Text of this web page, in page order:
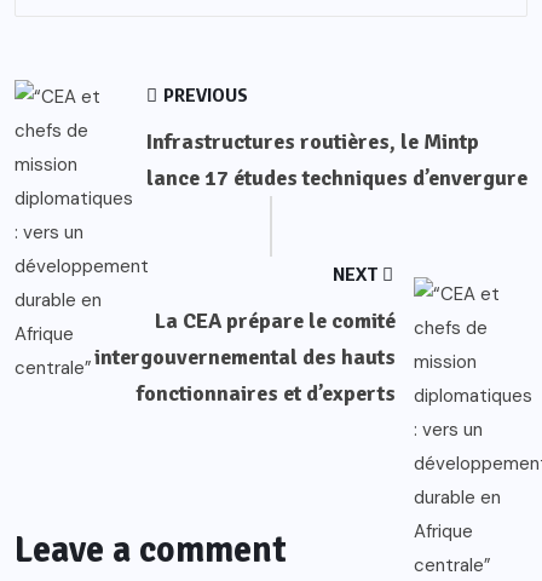
PREVIOUS
Infrastructures routières, le Mintp
lance 17 études techniques d’envergure
NEXT
La CEA prépare le comité
intergouvernemental des hauts
fonctionnaires et d’experts
Leave a comment